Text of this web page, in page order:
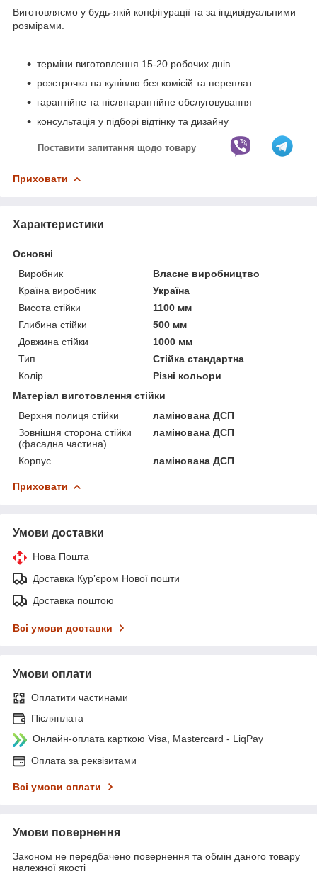
Виготовляємо у будь-якій конфігурації та за індивідуальними
розмірами.
терміни виготовлення 15-20 робочих днів
розстрочка на купівлю без комісій та переплат
гарантійне та післягарантійне обслуговування
консультація у підборі відтінку та дизайну
Поставити запитання щодо товару
Приховати
Характеристики
Основні
Виробник
Власне виробництво
Країна виробник
Україна
Висота стійки
1100 мм
Глибина стійки
500 мм
Довжина стійки
1000 мм
Тип
Стійка стандартна
Колір
Різні кольори
Матеріал виготовлення стійки
Верхня полиця стійки
ламінована ДСП
Зовнішня сторона стійки
(фасадна частина)
ламінована ДСП
Корпус ламінована ДСП
Приховати
Умови доставки
Нова Пошта
Доставка Курʼєром Нової пошти
Доставка поштою
Всі умови доставки
Умови оплати
Оплатити частинами
Післяплата
Онлайн-оплата карткою Visa, Mastercard - LiqPay
Оплата за реквізитами
Всі умови оплати
Умови повернення
Законом не передбачено повернення та обмін даного товару
належної якості